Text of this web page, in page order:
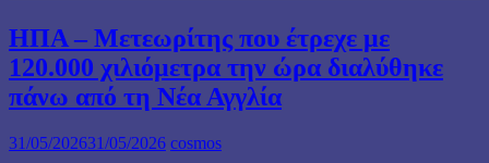
ΗΠΑ – Μετεωρίτης που έτρεχε με
120.000 χιλιόμετρα την ώρα διαλύθηκε
πάνω από τη Νέα Αγγλία
31/05/202631/05/2026 cosmos